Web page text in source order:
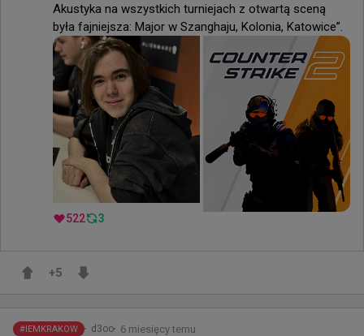
Akustyka na wszystkich turniejach z otwartą sceną
była fajniejsza: Major w Szanghaju, Kolonia, Katowice”.
522 3
+5
#IEMKRAKOW d3oo 6 miesięcy temu